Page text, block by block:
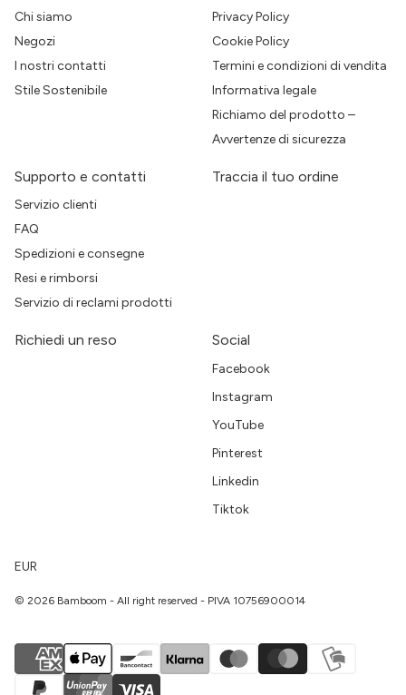
Chi siamo
Negozi
I nostri contatti
Stile Sostenibile
Privacy Policy
Cookie Policy
Termini e condizioni di vendita
Informativa legale
Richiamo del prodotto –
Avvertenze di sicurezza
Supporto e contatti
Servizio clienti
FAQ
Spedizioni e consegne
Resi e rimborsi
Servizio di reclami prodotti
Traccia il tuo ordine
Richiedi un reso Social
Facebook
Instagram
YouTube
Pinterest
Linkedin
Tiktok
EUR
© 2026 Bamboom - All right reserved - PIVA 10756900014